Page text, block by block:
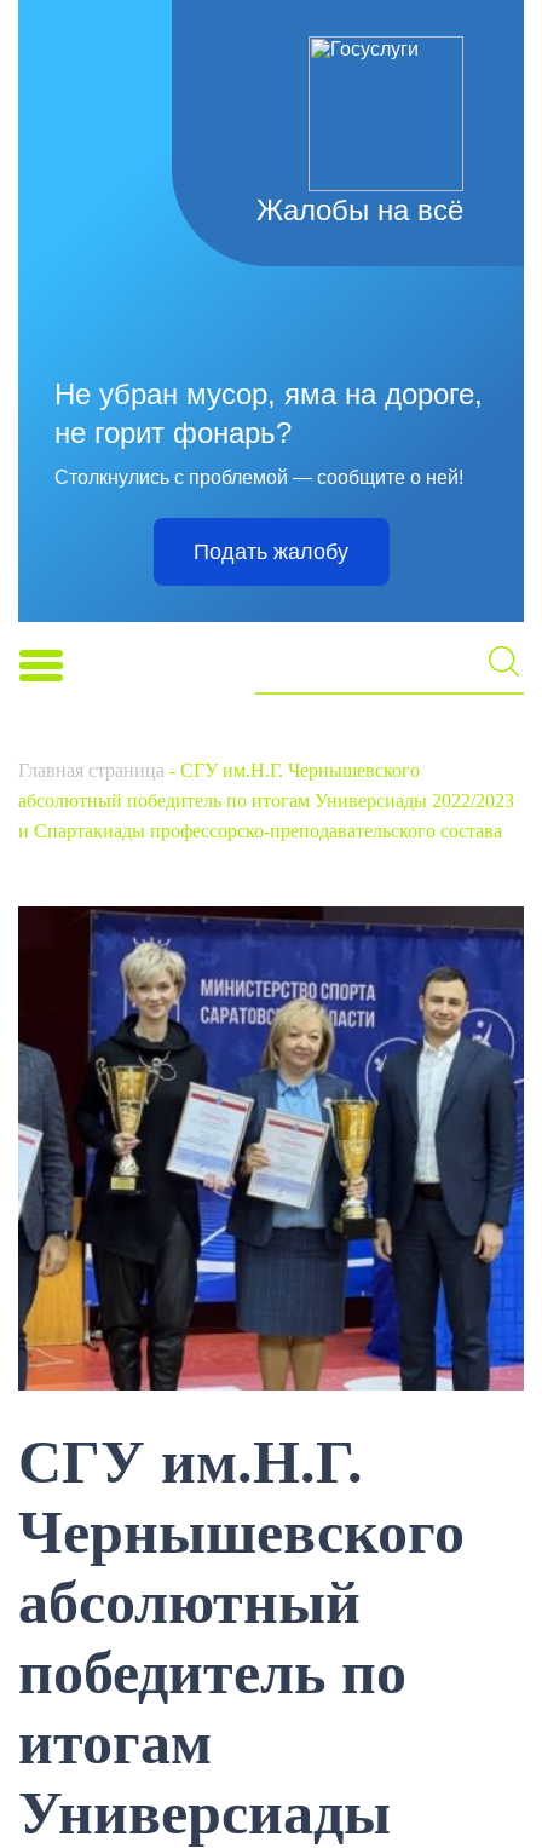
Жалобы на всё
Не убран мусор, яма на дороге,
не горит фонарь?
Столкнулись с проблемой — сообщите о ней!
Подать жалобу
Главная страница - СГУ им.Н.Г. Чернышевского
абсолютный победитель по итогам Универсиады 2022/2023
и Спартакиады профессорско-преподавательского состава
СГУ им.Н.Г.
Чернышевского
абсолютный
победитель по
итогам
Универсиады